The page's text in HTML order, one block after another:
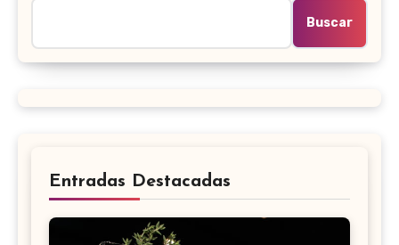
Buscar
Entradas Destacadas